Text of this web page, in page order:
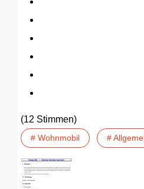
(12 Stimmen)
# Wohnmobil #